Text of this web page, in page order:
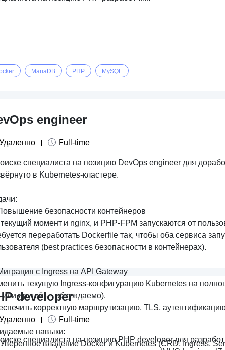
MariaDB PHP MySQL
engineer
Full-time
специалиста на позицию DevOps engineer для
в Kubernetes-кластере.
безопасности контейнеров
момент и nginx, и PHP-FPM запускаются от
переработать Dockerfile так, чтобы оба сервиса
(best practices безопасности в контейнерах).
с Ingress на API Gateway
текущую Ingress-конфигурацию Kubernetes на
или другой — обсуждаемо).
корректную маршрутизацию, TLS,
навыки:
Уверенное владение Docker и Kubernetes (CRD, Ingress,
developer
Full-time
специалиста на позицию PHP developer для